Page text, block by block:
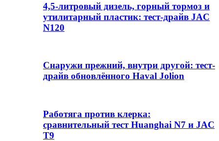
4,5-литровый дизель, горный тормоз и
утилитарный пластик: тест-драйв JAC
N120
Снаружи прежний, внутри другой: тест-
драйв обновлённого Haval Jolion
Работяга против клерка:
сравнительный тест Huanghai N7 и JAC
T9